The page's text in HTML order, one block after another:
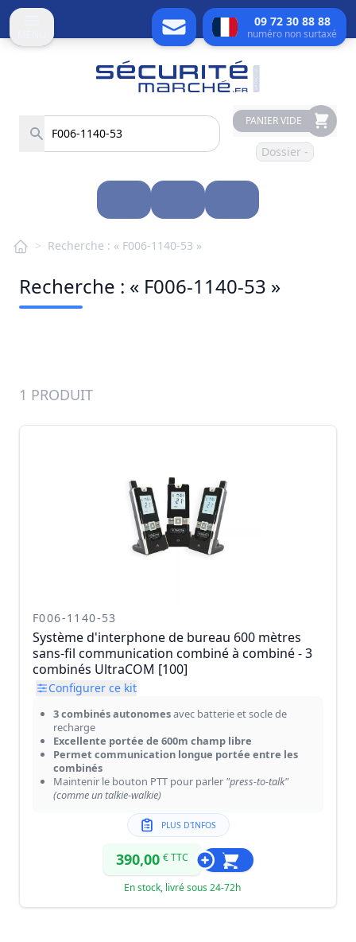
09 72 30 88 88
numéro non surtaxé
PANIER VIDE
Dossier -
> Recherche : « F006-1140-53 »
Recherche : « F006-1140-53 »
1 PRODUIT
F006-1140-53
Système d'interphone de bureau 600 mètres
sans-fil communication combiné à combiné - 3
combinés UltraCOM [100]
Configurer ce kit
3 combinés autonomesavec batterie et socle de
recharge
Excellente portée de 600m champ libre
Permet communication longue portée entre les
combinés
Maintenir le bouton PTT pour parler "press-to-talk"
(comme un talkie-walkie)
PLUS D'INFOS
390,00 € TTC
En stock, livré sous 24-72h